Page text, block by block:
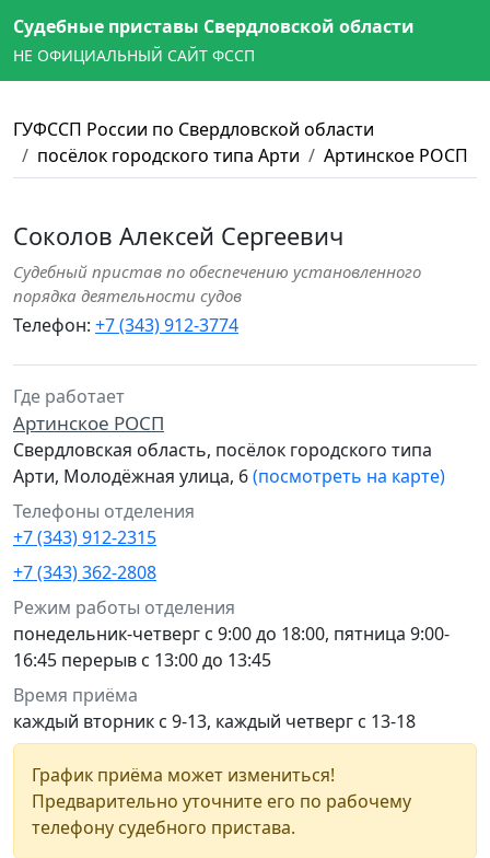
Судебные приставы Свердловской области
НЕ ОФИЦИАЛЬНЫЙ САЙТ ФССП
ГУФССП России по Свердловской области
посёлок городского типа Арти
Артинское РОСП
Соколов Алексей Сергеевич
Судебный пристав по обеспечению установленного
порядка деятельности судов
Телефон: +7 (343) 912-3774
Где работает
Артинское РОСП
Свердловская область, посёлок городского типа
Арти, Молодёжная улица, 6(посмотреть на карте)
Телефоны отделения
+7 (343) 912-2315
+7 (343) 362-2808
Режим работы отделения
понедельник-четверг с 9:00 до 18:00, пятница 9:00-
16:45 перерыв с 13:00 до 13:45
Время приёма
каждый вторник с 9-13, каждый четверг с 13-18
График приёма может измениться!
Предварительно уточните его по рабочему
телефону судебного пристава.